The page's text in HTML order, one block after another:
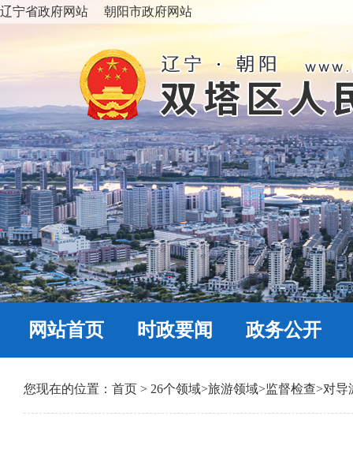
辽宁省政府网站 朝阳市政府网站
网站首页 时政要闻 政务公开
您现在的位置： 首页 > 26个领域>旅游领域>监督检查>对导